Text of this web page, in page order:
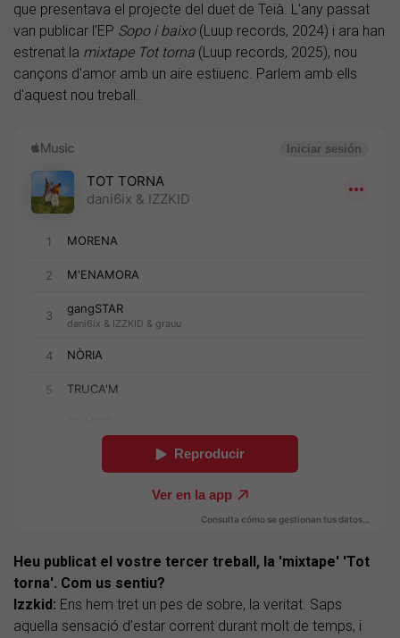
que presentava el projecte del duet de Teià. L'any passat
van publicar l'EP Sopo i baixo(Luup records, 2024) i ara han
estrenat la mixtape Tot torna (Luup records, 2025), nou
cançons d'amor amb un aire estiuenc. Parlem amb ells
d'aquest nou treball.
Heu publicat el vostre tercer treball, la 'mixtape' 'Tot
torna'. Com us sentiu?
Izzkid: Ens hem tret un pes de sobre, la veritat. Saps
aquella sensació d’estar corrent durant molt de temps, i